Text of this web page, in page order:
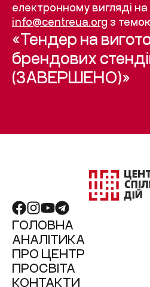
електронному вигляді
info@centreua.org з
«Тендер на
брендових
(ЗАВЕРШЕНО)»
ГОЛОВНА
АНАЛІТИКА
ПРО ЦЕНТР
ПРОСВІТА
КОНТАКТИ